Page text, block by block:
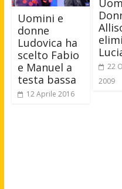
Uomini e
donne
Ludovica ha
scelto Fabio
e Manuel a
testa bassa
12 Aprile 2016
22
2009